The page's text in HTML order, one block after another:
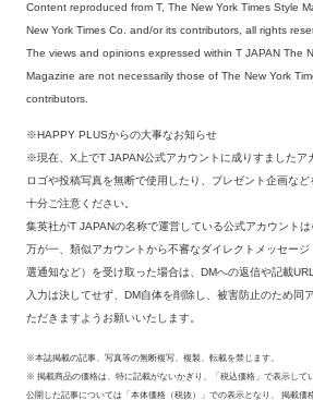
Content reproduced from T, The New York Times Style
New York Times Co. and/or its contributors, all rights
The views and opinions expressed within T JAPAN The
Magazine are not necessarily those of The New York
contributors.
※HAPPY PLUSからの大事なお知らせ
※現在、X上でT JAPAN公式アカウントに成りすましたア
ロゴや投稿写真を無断で使用したり、プレゼント企画な
十分ご注意ください。
集英社がT JAPANの名称で運営している公式アカウント
万が一、類似アカウントから不審なダイレクトメッセー
選通知など）を受け取った場合は、DMへの返信や記載
入力は決してせず、DM自体を削除し、被害防止のため同
ただきますようお願いいたします。
※本誌掲載の記事、写真等の無断複写、複製、転載を禁じます。
※ 掲載商品の価格は、特に記載がないかぎり、「税込価格」で表示して
公開した記事については「本体価格（税抜）」での表示となり、 掲載価